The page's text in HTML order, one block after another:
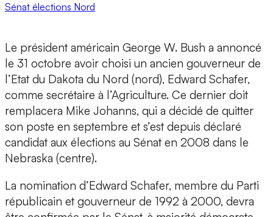
Sénat élections Nord
Le président américain George W. Bush a annoncé
le 31 octobre avoir choisi un ancien gouverneur de
l’Etat du Dakota du Nord (nord), Edward Schafer,
comme secrétaire à l’Agriculture. Ce dernier doit
remplacera Mike Johanns, qui a décidé de quitter
son poste en septembre et s’est depuis déclaré
candidat aux élections au Sénat en 2008 dans le
Nebraska (centre).
La nomination d’Edward Schafer, membre du Parti
républicain et gouverneur de 1992 à 2000, devra